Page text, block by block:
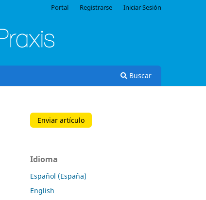
Buscar
Portal Registrarse Iniciar Sesión
Enviar artículo
Idioma
Español (España)
English